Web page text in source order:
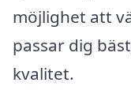
möjlighet att
passar dig
kvalitet.